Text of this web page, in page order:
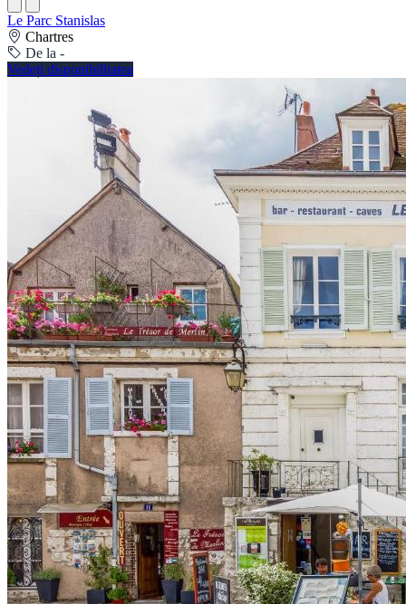
Le Parc Stanislas
Chartres
De la -
Vedeți disponibilitatea